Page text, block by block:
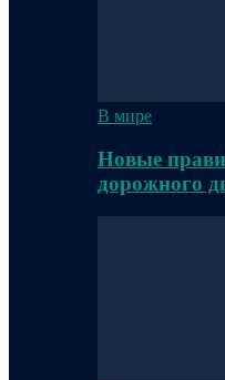
В мире
Новые
дорожного